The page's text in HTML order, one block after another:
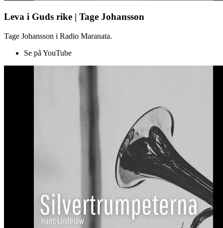
Leva i Guds rike | Tage Johansson
Tage Johansson i Radio Maranata.
Se på YouTube